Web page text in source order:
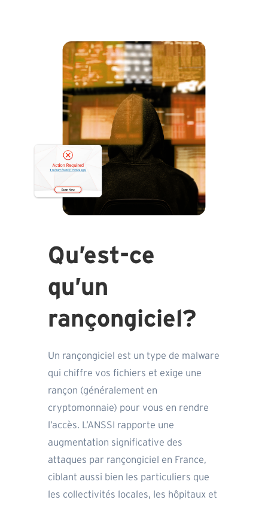
Qu’est-ce
qu’un
rançongiciel?
Un rançongiciel est un type de malware
qui chiffre vos fichiers et exige une
rançon (généralement en
cryptomonnaie) pour vous en rendre
l’accès. L’ANSSI rapporte une
augmentation significative des
attaques par rançongiciel en France,
ciblant aussi bien les particuliers que
les collectivités locales, les hôpitaux et